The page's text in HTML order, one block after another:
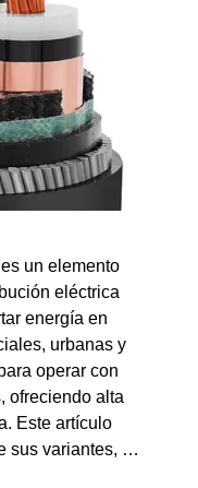
un elemento
eléctrica
energía en
urbanas y
operar con
ofreciendo alta
Este artículo
sus variantes, …